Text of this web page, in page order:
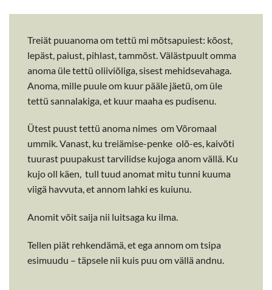
Treiät puuanoma om tettü mi mõtsapuiest: kõost,
lepäst, paiust, pihlast, tammõst. Välästpuult omma
anoma üle tettü oliiviõliga, sisest mehidsevahaga.
Anoma, mille puule om kuur pääle jäetü, om üle
tettü sannalakiga, et kuur maaha es pudisenu.
Ütest puust tettü anoma nimes om Võromaal
ummik. Vanast, ku treiämise-penke olõ-es, kaivõti
tuurast puupakust tarvilidse kujoga anom vällä. Ku
kujo oll käen, tull tuud anomat mitu tunni kuuma
viigä havvuta, et annom lahki es kuiunu.
Anomit võit saija nii luitsaga ku ilma.
Tellen piät rehkendämä, et ega annom om tsipa
esimuudu – täpsele nii kuis puu om vällä andnu.